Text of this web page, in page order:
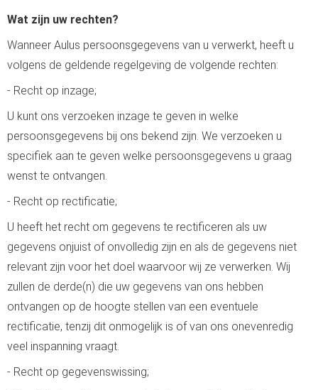
Wat zijn uw rechten?
Wanneer Aulus persoonsgegevens van u verwerkt, heeft u
volgens de geldende regelgeving de volgende rechten:
- Recht op inzage;
U kunt ons verzoeken inzage te geven in welke
persoonsgegevens bij ons bekend zijn. We verzoeken u
specifiek aan te geven welke persoonsgegevens u graag
wenst te ontvangen.
- Recht op rectificatie;
U heeft het recht om gegevens te rectificeren als uw
gegevens onjuist of onvolledig zijn en als de gegevens niet
relevant zijn voor het doel waarvoor wij ze verwerken. Wij
zullen de derde(n) die uw gegevens van ons hebben
ontvangen op de hoogte stellen van een eventuele
rectificatie, tenzij dit onmogelijk is of van ons onevenredig
veel inspanning vraagt.
- Recht op gegevenswissing;